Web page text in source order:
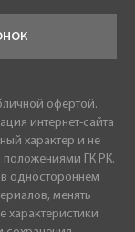
офертой.
интернет-сайта
характер и не
ГК РК.
одностороннем
менять
характеристики